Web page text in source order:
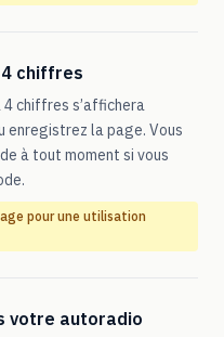
chiffres
chiffres s’affichera
enregistrez la page. Vous
à tout moment si vous
pour une utilisation
votre autoradio